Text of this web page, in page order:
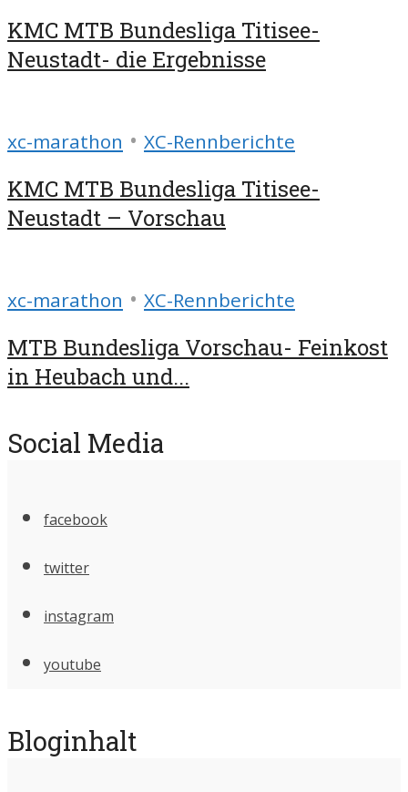
KMC MTB Bundesliga Titisee-
Neustadt- die Ergebnisse
xc-marathon • XC-Rennberichte
KMC MTB Bundesliga Titisee-
Neustadt – Vorschau
xc-marathon • XC-Rennberichte
MTB Bundesliga Vorschau- Feinkost
in Heubach und...
Social Media
facebook
twitter
instagram
youtube
Bloginhalt